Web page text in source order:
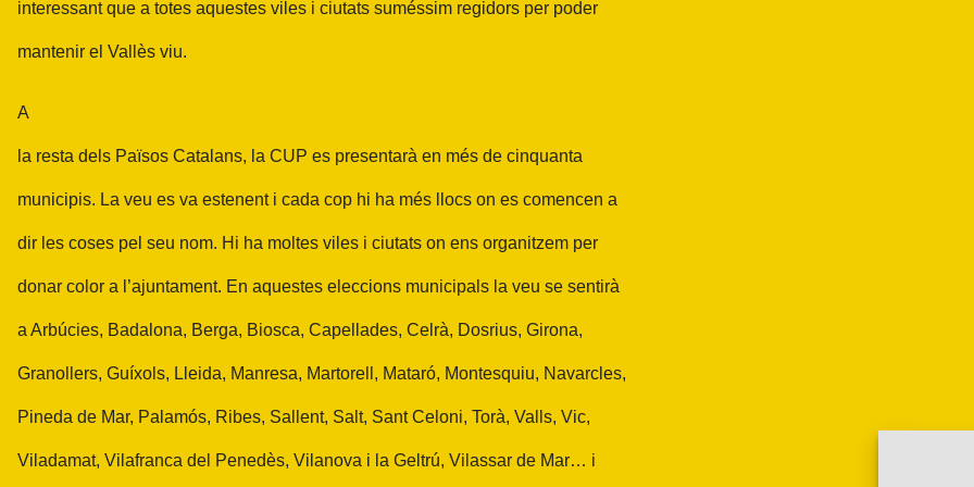
interessant que a totes aquestes viles i ciutats suméssim regidors per poder
mantenir el Vallès viu.
A
la resta dels Països Catalans, la CUP es presentarà en més de cinquanta
municipis. La veu es va estenent i cada cop hi ha més llocs on es comencen a
dir les coses pel seu nom. Hi ha moltes viles i ciutats on ens organitzem per
donar color a l’ajuntament. En aquestes eleccions municipals la veu se sentirà
a Arbúcies, Badalona, Berga, Biosca, Capellades, Celrà, Dosrius, Girona,
Granollers, Guíxols, Lleida, Manresa, Martorell, Mataró, Montesquiu, Navarcles,
Pineda de Mar, Palamós, Ribes, Sallent, Salt, Sant Celoni, Torà, Valls, Vic,
Viladamat, Vilafranca del Penedès, Vilanova i la Geltrú, Vilassar de Mar… i